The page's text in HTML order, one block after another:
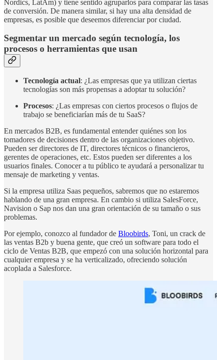
Nordics, LatAm) y tiene sentido agruparlos para comparar las tasas
de conversión. De manera similar, si hay una alta densidad de
empresas, es posible que deseemos diferenciar por ciudad.
Segmentar un mercado según tecnología, los
procesos o herramientas que usan
Tecnología actual: ¿Las empresas que ya utilizan ciertas
tecnologías son más propensas a adoptar tu solución?
Procesos: ¿Las empresas con ciertos procesos o flujos de
trabajo se beneficiarían más de tu SaaS?
En mercados B2B, es fundamental entender quiénes son los
tomadores de decisiones dentro de las organizaciones objetivo.
Pueden ser directores de IT, directores técnicos o financieros,
gerentes de operaciones, etc. Estos pueden ser diferentes a los
usuarios finales. Conocer a tu público te ayudará a personalizar tu
mensaje de marketing y ventas.
Si la empresa utiliza Saas pequeños, sabremos que no estaremos
hablando de una gran empresa. En cambio si utiliza SalesForce,
Navision o Sap nos dan una gran orientación de su tamaño o sus
problemas.
Por ejemplo, conozco al fundador de Bloobirds, Toni, un crack de
las ventas B2b y buena gente, que creó un software para todo el
ciclo de Ventas B2B, que empezó con una solución horizontal para
cualquier empresa y se ha verticalizado, ofreciendo solución
acoplada a Salesforce.